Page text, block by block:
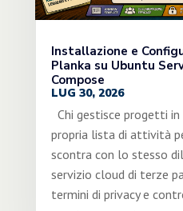
Installazione e
Planka su Ubuntu
Compose
LUG 30, 2026
Chi gestisce progetti
propria lista di attività
scontra con lo stesso
servizio cloud di terze
termini di privacy e